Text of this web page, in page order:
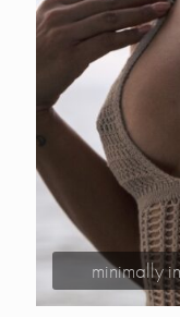
minimally